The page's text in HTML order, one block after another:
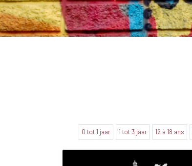
0 tot 1 jaar 1 tot 3 jaar 12 à 18 ans